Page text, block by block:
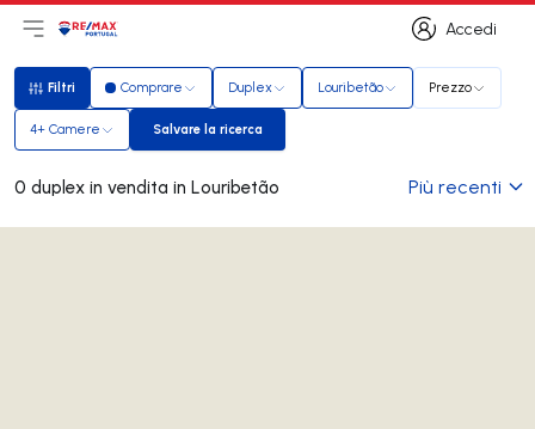
Accedi
Accedi
Apri il menu principale
LogoVai alla homepage
Filtri
Filtri Comprare Duplex Louribetão Prezzo
4+ Camere Salvare la ricerca
Salvare la ricerca
0 duplex in vendita in Louribetão Più recenti